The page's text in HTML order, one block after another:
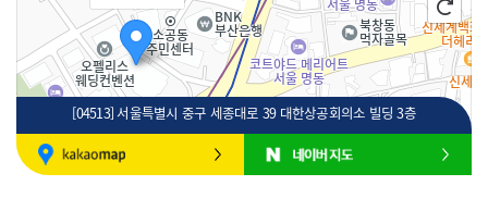
100m
[04513] 서울특별시 중구 세종대로 39 대한상공회의소 빌딩 3층